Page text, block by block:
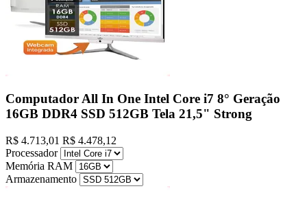
Computador All In One Intel Core i7 8° Geração
16GB DDR4 SSD 512GB Tela 21,5" Strong
R$ 4.713,01 R$ 4.478,12
Processador
Memória RAM
Armazenamento